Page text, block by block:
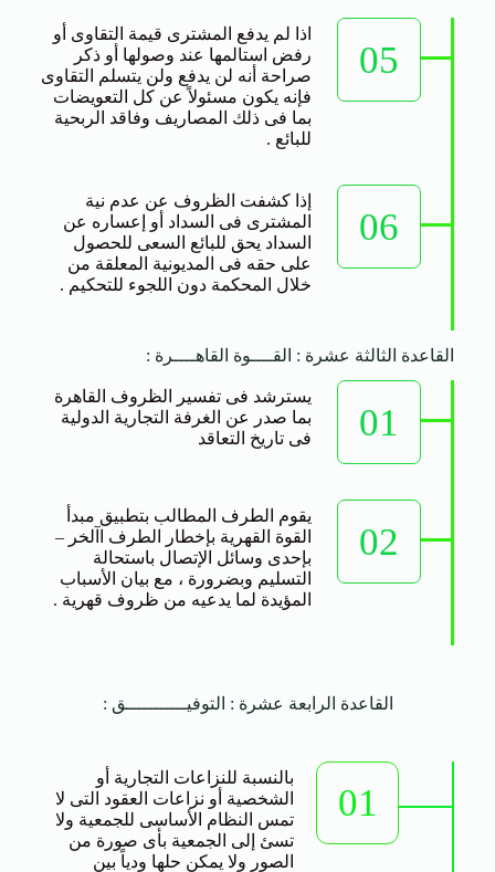
05
اذا لم يدفع المشترى قيمة التقاوى أو
رفض استالمها عند وصولها أو ذكر
صراحة أنه لن يدفع ولن يتسلم التقاوى
فإنه يكون مسئولاً عن كل التعويضات
بما فى ذلك المصاريف وفاقد الربحية
للبائع .
06
إذا كشفت الظروف عن عدم نية
المشترى فى السداد أو إعساره عن
السداد يحق للبائع السعى للحصول
على حقه فى المديونية المعلقة من
خلال المحكمة دون اللجوء للتحكيم .
القاعدة الثالثة عشرة : القــــوة القاهــــرة :
01
يسترشد فى تفسير الظروف القاهرة
بما صدر عن الغرفة التجارية الدولية
فى تاريخ التعاقد
02
يقوم الطرف المطالب بتطبيق مبدأ
القوة القهرية بإخطار الطرف اآلخر –
بإحدى وسائل الإتصال باستحالة
التسليم وبضرورة ، مع بيان الأسباب
المؤيدة لما يدعيه من ظروف قهرية .
القاعدة الرابعة عشرة : التوفيـــــــــــق :
01
بالنسبة للنزاعات التجارية أو
الشخصية أو نزاعات العقود التى لا
تمس النظام الأساسى للجمعية ولا
تسئ إلى الجمعية بأى صورة من
الصور ولا يمكن حلها ودياً بين